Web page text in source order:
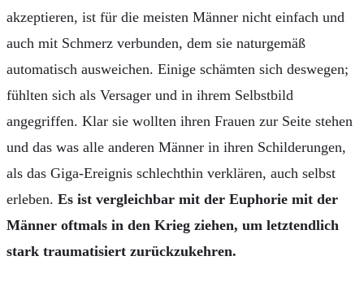
akzeptieren, ist für die meisten Männer nicht einfach und
auch mit Schmerz verbunden, dem sie naturgemäß
automatisch ausweichen. Einige schämten sich deswegen;
fühlten sich als Versager und in ihrem Selbstbild
angegriffen. Klar sie wollten ihren Frauen zur Seite stehen
und das was alle anderen Männer in ihren Schilderungen,
als das Giga-Ereignis schlechthin verklären, auch selbst
erleben. Es ist vergleichbar mit der Euphorie mit der
Männer oftmals in den Krieg ziehen, um letztendlich
stark traumatisiert zurückzukehren.